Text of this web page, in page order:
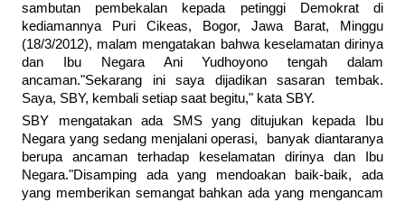
sambutan pembekalan kepada petinggi Demokrat di
kediamannya Puri Cikeas, Bogor, Jawa Barat, Minggu
(18/3/2012), malam mengatakan bahwa keselamatan dirinya
dan Ibu Negara Ani Yudhoyono tengah dalam
ancaman."Sekarang ini saya dijadikan sasaran tembak.
Saya, SBY, kembali setiap saat begitu," kata SBY.
SBY mengatakan ada SMS yang ditujukan kepada Ibu
Negara yang sedang menjalani operasi, banyak diantaranya
berupa ancaman terhadap keselamatan dirinya dan Ibu
Negara."Disamping ada yang mendoakan baik-baik, ada
yang memberikan semangat bahkan ada yang mengancam